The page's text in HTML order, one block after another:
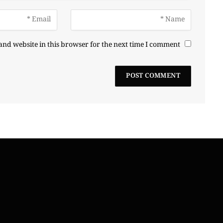
website in this browser for the next time I comment.